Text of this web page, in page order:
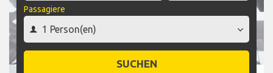
Passagiere
SUCHEN